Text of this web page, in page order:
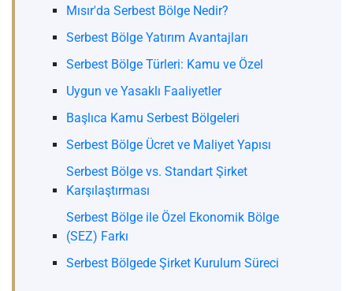
Mısır'da Serbest Bölge Nedir?
Serbest Bölge Yatırım Avantajları
Serbest Bölge Türleri: Kamu ve Özel
Uygun ve Yasaklı Faaliyetler
Başlıca Kamu Serbest Bölgeleri
Serbest Bölge Ücret ve Maliyet Yapısı
Serbest Bölge vs. Standart Şirket
Karşılaştırması
Serbest Bölge ile Özel Ekonomik Bölge
(SEZ) Farkı
Serbest Bölgede Şirket Kurulum Süreci